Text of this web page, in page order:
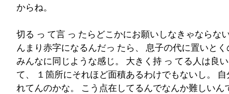
からね。
切る っ て言 っ たらどこかにお願いしなきゃならな
んまり赤字になるんだっ たら、 息子の代に置いと
みんなに同じような感じ。 大きく持 っ てる人は良
て、 １箇所にそれほど面積あるわけでもないし。
れてんのかな。 こう点在してるんでなんか難しい